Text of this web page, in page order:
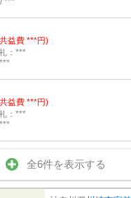
益費 ***円)
：***
益費 ***円)
：***
全6件を表示する